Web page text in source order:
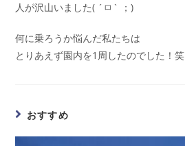
人が沢山いました( ´ㅁ` ；)
何に乗ろうか悩んだ私たちは
とりあえず園内を1周したのでした！笑
おすすめ